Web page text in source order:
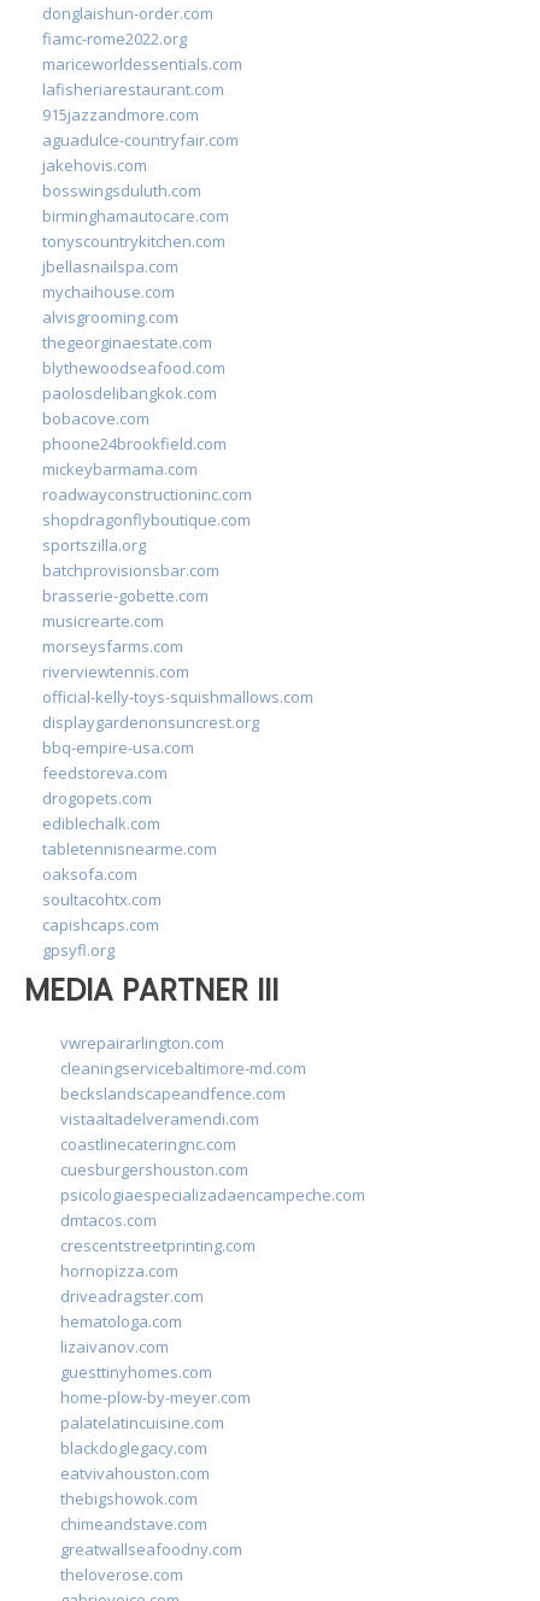
donglaishun-order.com
fiamc-rome2022.org
mariceworldessentials.com
lafisheriarestaurant.com
915jazzandmore.com
aguadulce-countryfair.com
jakehovis.com
bosswingsduluth.com
birminghamautocare.com
tonyscountrykitchen.com
jbellasnailspa.com
mychaihouse.com
alvisgrooming.com
thegeorginaestate.com
blythewoodseafood.com
paolosdelibangkok.com
bobacove.com
phoone24brookfield.com
mickeybarmama.com
roadwayconstructioninc.com
shopdragonflyboutique.com
sportszilla.org
batchprovisionsbar.com
brasserie-gobette.com
musicrearte.com
morseysfarms.com
riverviewtennis.com
official-kelly-toys-squishmallows.com
displaygardenonsuncrest.org
bbq-empire-usa.com
feedstoreva.com
drogopets.com
ediblechalk.com
tabletennisnearme.com
oaksofa.com
soultacohtx.com
capishcaps.com
gpsyfl.org
MEDIA PARTNER III
vwrepairarlington.com
cleaningservicebaltimore-md.com
beckslandscapeandfence.com
vistaaltadelveramendi.com
coastlinecateringnc.com
cuesburgershouston.com
psicologiaespecializadaencampeche.com
dmtacos.com
crescentstreetprinting.com
hornopizza.com
driveadragster.com
hematologa.com
lizaivanov.com
guesttinyhomes.com
home-plow-by-meyer.com
palatelatincuisine.com
blackdoglegacy.com
eatvivahouston.com
thebigshowok.com
chimeandstave.com
greatwallseafoodny.com
theloverose.com